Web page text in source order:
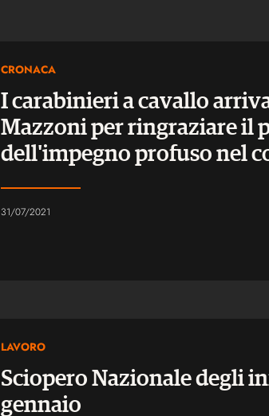
CRONACA
I carabinieri a cavallo
Mazzoni per ringraziare il
dell'impegno profuso nel
31/07/2021
LAVORO
Sciopero Nazionale degli
gennaio